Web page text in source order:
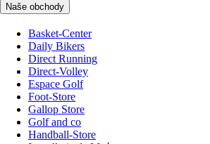
Naše obchody
Basket-Center
Daily Bikers
Direct Running
Direct-Volley
Espace Golf
Foot-Store
Gallop Store
Golf and co
Handball-Store